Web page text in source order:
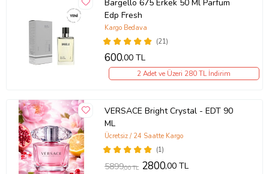
Bargello 675 Erkek 50 Ml Parfüm
Edp Fresh
(21)
Kargo Bedava
600,00 TL
2 Adet ve Üzeri 280 TL İndirim
VERSACE Bright Crystal - EDT 90
ML
(1)
Ücretsiz / 24 Saatte Kargo
5899,00 TL 2800,00 TL